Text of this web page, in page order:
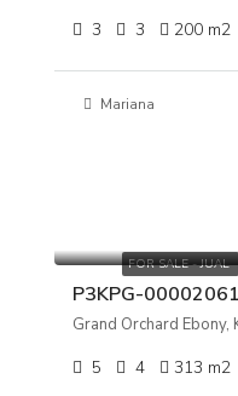
3 3 200 m2
Mariana
FOR SALE - JUAL
Grand Orchard Ebony,
5 4 313 m2